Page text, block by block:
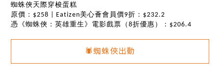
蜘蛛俠天際穿梭蛋糕
原價： $258 | Eatizen美心薈會員價9折： $232.2
憑《蜘蛛俠：英雄重生》電影戲票（8折優惠）： $206.4
🕷️蜘蛛俠出動